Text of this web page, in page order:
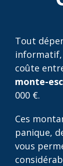
Tout
informatif,
coûte
monte-
000 €.
Ces
panique,
vous